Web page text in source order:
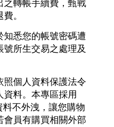
之轉帳手續費，甄戰
。
知悉您的帳號密碼遭
號所生交易之處理及
照個人資料保護法令
料。本專區採用
不外洩，讓您購物
會員有購買相關外部